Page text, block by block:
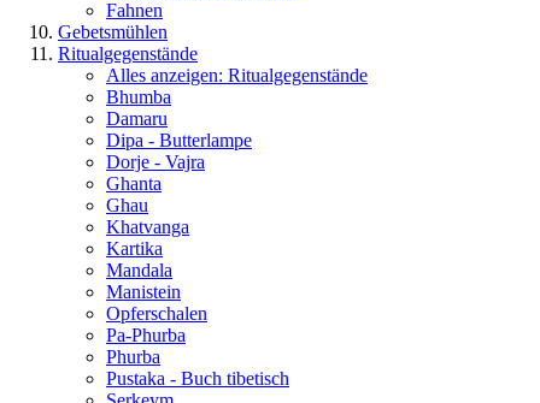
Fahnen
Gebetsmühlen
Ritualgegenstände
Alles anzeigen: Ritualgegenstände
Bhumba
Damaru
Dipa - Butterlampe
Dorje - Vajra
Ghanta
Ghau
Khatvanga
Kartika
Mandala
Manistein
Opferschalen
Pa-Phurba
Phurba
Pustaka - Buch tibetisch